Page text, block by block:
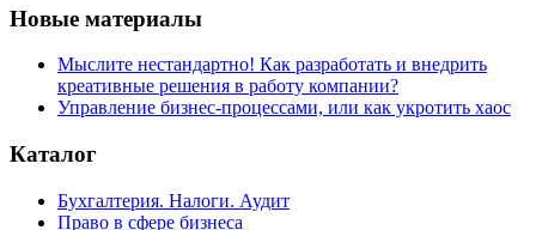
Новые материалы
Мыслите нестандартно! Как разработать и внедрить
креативные решения в работу компании?
Управление бизнес-процессами, или как укротить хаос
Каталог
Бухгалтерия. Налоги. Аудит
Право в сфере бизнеса